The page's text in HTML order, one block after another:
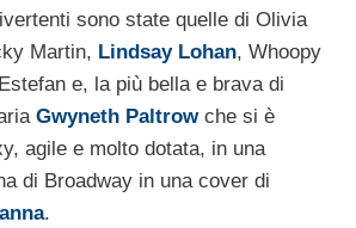
sono state quelle di Olivia
Martin, Lindsay Lohan, Whoopy
e, la più bella e brava di
Gwyneth Paltrowche si è
agile e molto dotata, in una
di Broadway in una cover di
.